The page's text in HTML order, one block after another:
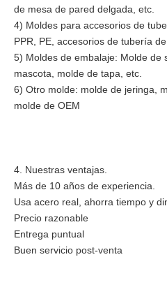
de mesa de pared delgada, etc.
4) Moldes para accesorios de
PPR, PE, accesorios de tubería
5) Moldes de embalaje: Molde de
mascota, molde de tapa, etc.
6) Otro molde: molde de jeringa,
molde de OEM
4. Nuestras ventajas.
Más de 10 años de experiencia.
Usa acero real, ahorra tiempo y
Precio razonable
Entrega puntual
Buen servicio post-venta